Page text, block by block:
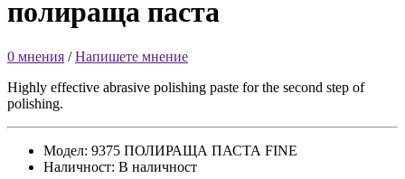
полираща паста
0 мнения /Напишете мнение
Highly effective abrasive polishing paste for the second step of
polishing.
Модел: 9375 ПОЛИРАЩА ПАСТА FINE
Наличност: В наличност